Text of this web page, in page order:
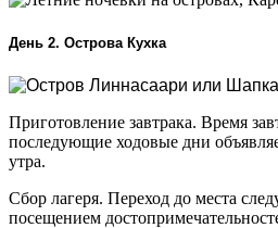
День 2. Острова Кухка
Приготовление завтрака. Время
последующие ходовые дни
утра.
Сбор лагеря. Переход до места
посещением